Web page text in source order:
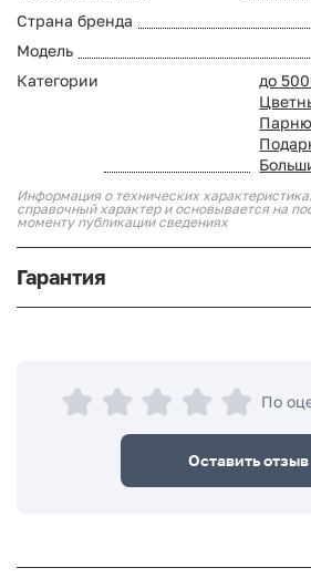
Страна бренда
Модель
Категории
до
Парню
Информация о технических
справочный характер и основывается на
моменту публикации сведениях
Гарантия
По
Оставить отзыв